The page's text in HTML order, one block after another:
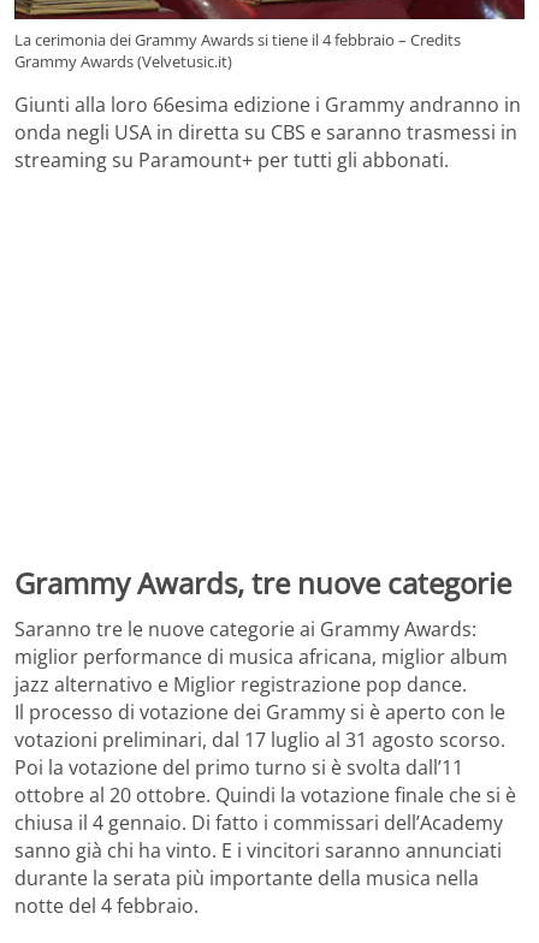
La cerimonia dei Grammy Awards si tiene il 4 febbraio – Credits
Grammy Awards (Velvetusic.it)
Giunti alla loro 66esima edizione i Grammy andranno in
onda negli USA in diretta su CBS e saranno trasmessi in
streaming su Paramount+ per tutti gli abbonati.
Grammy Awards, tre nuove categorie
Saranno tre le nuove categorie ai Grammy Awards:
miglior performance di musica africana, miglior album
jazz alternativo e Miglior registrazione pop dance.
Il processo di votazione dei Grammy si è aperto con le
votazioni preliminari, dal 17 luglio al 31 agosto scorso.
Poi la votazione del primo turno si è svolta dall’11
ottobre al 20 ottobre. Quindi la votazione finale che si è
chiusa il 4 gennaio. Di fatto i commissari dell’Academy
sanno già chi ha vinto. E i vincitori saranno annunciati
durante la serata più importante della musica nella
notte del 4 febbraio.